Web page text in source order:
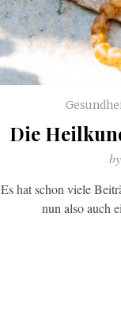
Die
by
Es hat schon viele
nun also auch